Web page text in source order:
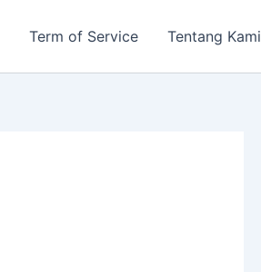
Term of Service Tentang Kami